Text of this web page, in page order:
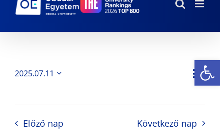
Nap
2025.07.11
Előző nap Következő nap